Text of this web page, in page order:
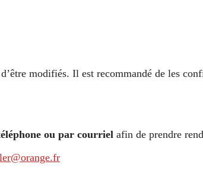
modifiés. Il est recommandé de les
ou par courriel afin de prendre